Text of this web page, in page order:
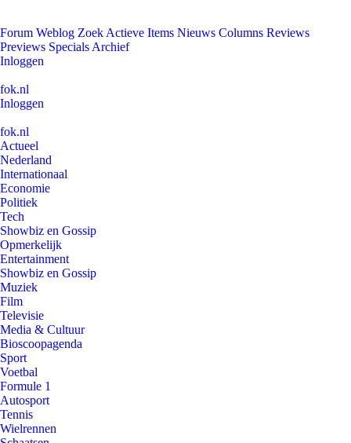
Forum Weblog Zoek Actieve Items Nieuws Columns Reviews
Previews Specials Archief
Inloggen
fok.nl
Inloggen
fok.nl
Actueel
Nederland
Internationaal
Economie
Politiek
Tech
Showbiz en Gossip
Opmerkelijk
Entertainment
Showbiz en Gossip
Muziek
Film
Televisie
Media & Cultuur
Bioscoopagenda
Sport
Voetbal
Formule 1
Autosport
Tennis
Wielrennen